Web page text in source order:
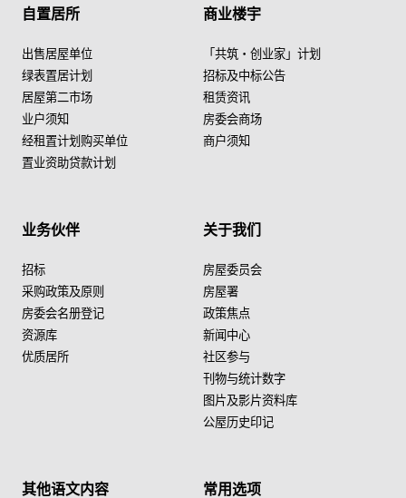
自置居所
出售居屋单位
绿表置居计划
居屋第二市场
业户须知
经租置计划购买单位
置业资助贷款计划
商业楼宇
「共筑・创业家」计划
招标及中标公告
租赁资讯
房委会商场
商户须知
业务伙伴
招标
采购政策及原则
房委会名册登记
资源库
优质居所
关于我们
房屋委员会
房屋署
政策焦点
新闻中心
社区参与
刊物与统计数字
图片及影片资料库
公屋历史印记
其他语文内容 常用选项